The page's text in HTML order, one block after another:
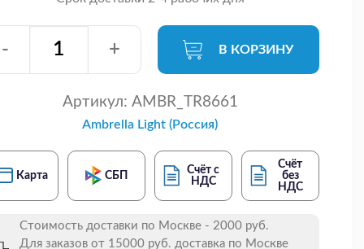
- + В КОРЗИНУ
Артикул: AMBR_TR8661
Ambrella Light (Россия)
Карта СБП
Счёт с
НДС
Счёт
без
НДС
Стоимость доставки по Москве - 2000 руб.
Для заказов от 15000 руб. доставка по Москве